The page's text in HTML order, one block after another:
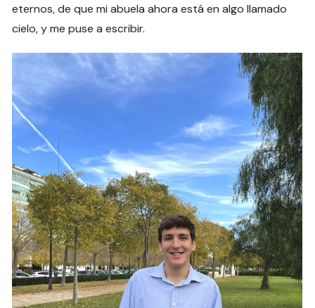
eternos, de que mi abuela ahora está en algo llamado
cielo, y me puse a escribir.